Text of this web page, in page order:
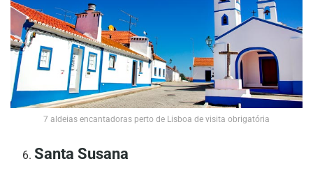
7 aldeias encantadoras perto de Lisboa de visita obrigatória
Santa Susana